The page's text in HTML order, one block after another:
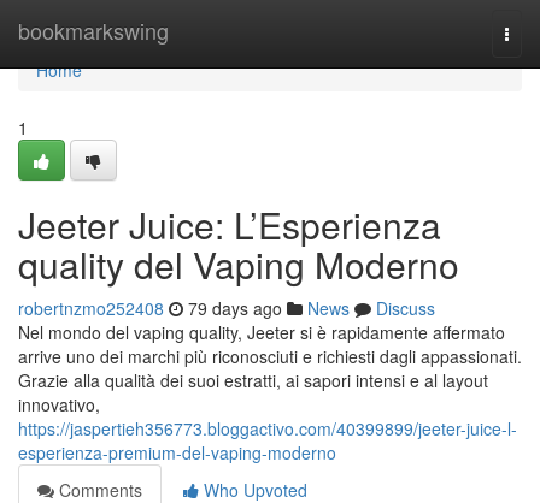
bookmarkswing
Home
Home
1
Jeeter Juice: L’Esperienza
quality del Vaping Moderno
robertnzmo252408 79 days ago News
Discuss
Nel mondo del vaping quality, Jeeter si è rapidamente affermato
arrive uno dei marchi più riconosciuti e richiesti dagli appassionati.
Grazie alla qualità dei suoi estratti, ai sapori intensi e al layout
innovativo,
https://jaspertieh356773.bloggactivo.com/40399899/jeeter-juice-l-
esperienza-premium-del-vaping-moderno
Comments
Who Upvoted